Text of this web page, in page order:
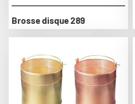
Brosse disque 289